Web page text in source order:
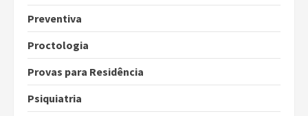
Preventiva
Proctologia
Provas para Residência
Psiquiatria